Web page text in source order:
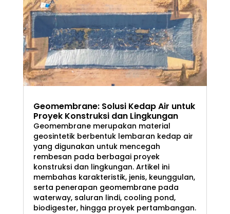
Geomembrane: Solusi Kedap Air untuk
Proyek Konstruksi dan Lingkungan
Geomembrane merupakan material
geosintetik berbentuk lembaran kedap air
yang digunakan untuk mencegah
rembesan pada berbagai proyek
konstruksi dan lingkungan. Artikel ini
membahas karakteristik, jenis, keunggulan,
serta penerapan geomembrane pada
waterway, saluran lindi, cooling pond,
biodigester, hingga proyek pertambangan.